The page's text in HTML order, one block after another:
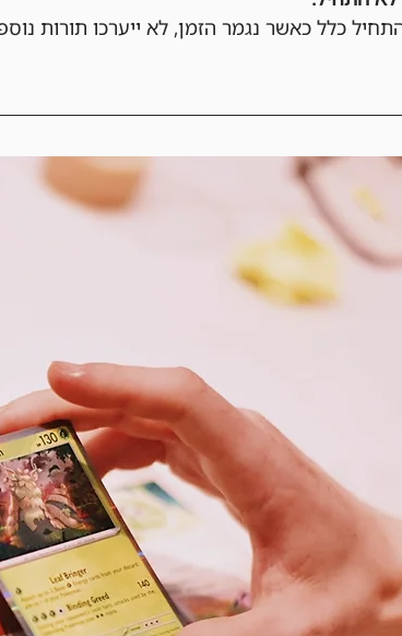
כלל כאשר נגמר הזמן, לא ייערכו תורות